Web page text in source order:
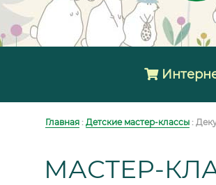
Главная : Детские мастер-классы :
МАСТЕР-